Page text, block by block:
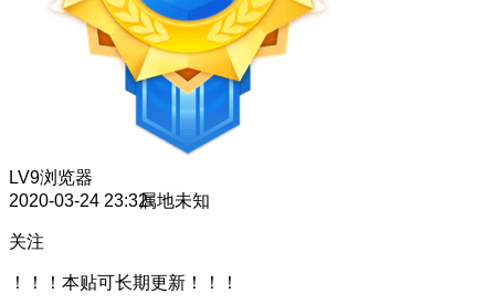
LV9浏览器
2020-03-24 23:32属地未知
关注
！！！本贴可长期更新！！！